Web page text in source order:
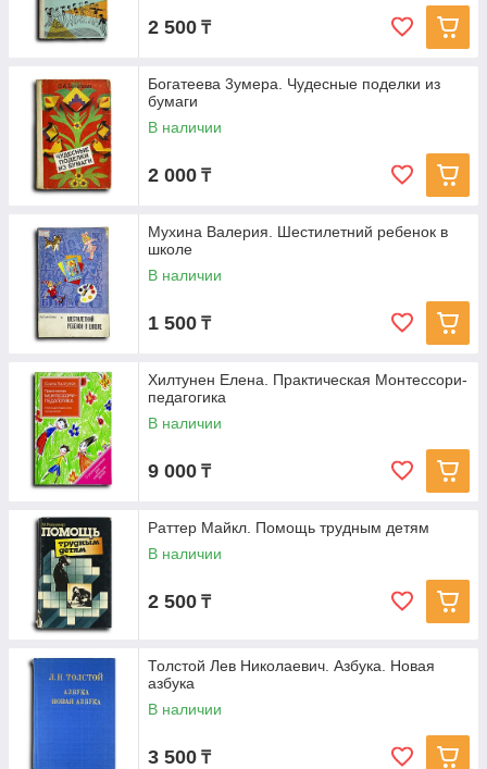
2 500 ₸
Богатеева 3умера. Чудесные поделки из
бумаги
В наличии
2 000 ₸
Мухина Валерия. Шестилетний ребенок в
школе
В наличии
1 500 ₸
Хилтунен Елена. Практическая Монтессори-
педагогика
В наличии
9 000 ₸
Раттер Майкл. Помощь трудным детям
В наличии
2 500 ₸
Толстой Лев Николаевич. Азбука. Новая
азбука
В наличии
3 500 ₸